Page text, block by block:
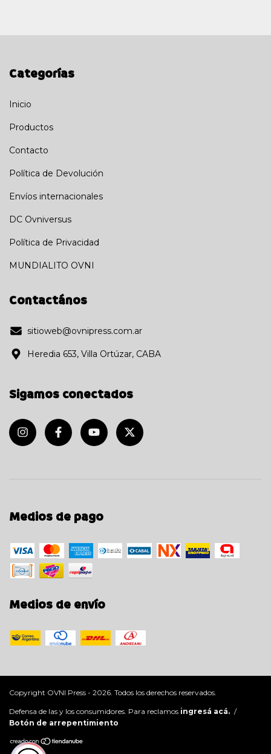
Categorías
Inicio
Productos
Contacto
Política de Devolución
Envíos internacionales
DC Ovniversus
Política de Privacidad
MUNDIALITO OVNI
Contactános
sitioweb@ovnipress.com.ar
Heredia 653, Villa Ortúzar, CABA
Sigamos conectados
Medios de pago
Medios de envío
Copyright OVNI Press - 2026. Todos los derechos reservados.
Defensa de las y los consumidores. Para reclamos ingresá acá. /
Botón de arrepentimiento